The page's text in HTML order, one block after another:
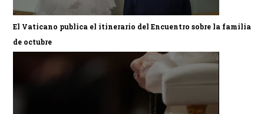
El Vaticano publica el itinerario del Encuentro sobre la familia
de octubre